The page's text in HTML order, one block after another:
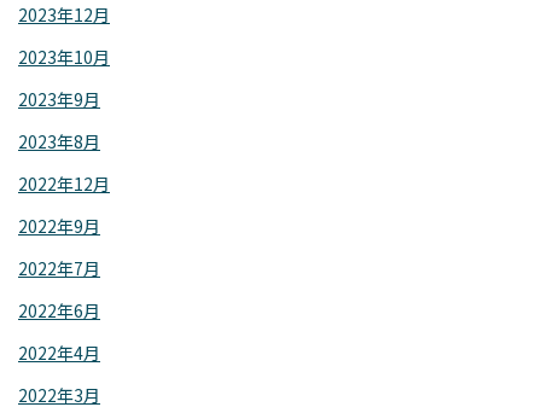
2023年12月
2023年10月
2023年9月
2023年8月
2022年12月
2022年9月
2022年7月
2022年6月
2022年4月
2022年3月